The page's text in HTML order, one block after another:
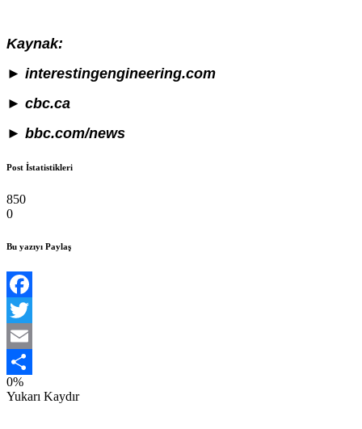
Kaynak:
► interestingengineering.com
► cbc.ca
► bbc.com/news
Post İstatistikleri
850
0
Bu yazıyı Paylaş
Facebook
Twitter
Email
Share
0%
Yukarı Kaydır